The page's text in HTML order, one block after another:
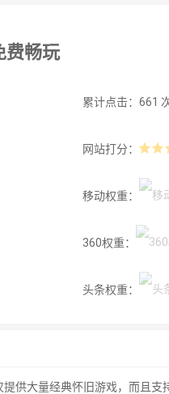
费畅玩
累计点击：661
网站打分：
移动权重：
360权重：
头条权重：
供大量经典怀旧游戏，而且支